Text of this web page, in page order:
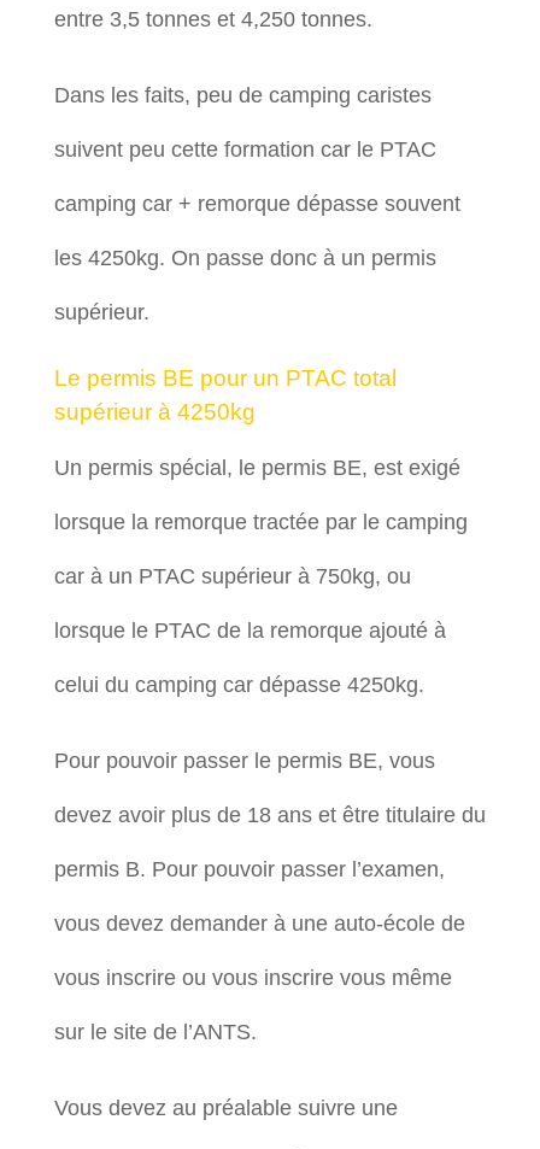
entre 3,5 tonnes et 4,250 tonnes.
Dans les faits, peu de camping caristes
suivent peu cette formation car le PTAC
camping car + remorque dépasse souvent
les 4250kg. On passe donc à un permis
supérieur.
Le permis BE pour un PTAC total
supérieur à 4250kg
Un permis spécial, le permis BE, est exigé
lorsque la remorque tractée par le camping
car à un PTAC supérieur à 750kg, ou
lorsque le PTAC de la remorque ajouté à
celui du camping car dépasse 4250kg.
Pour pouvoir passer le permis BE, vous
devez avoir plus de 18 ans et être titulaire du
permis B. Pour pouvoir passer l’examen,
vous devez demander à une auto-école de
vous inscrire ou vous inscrire vous même
sur le site de l’ANTS.
Vous devez au préalable suivre une